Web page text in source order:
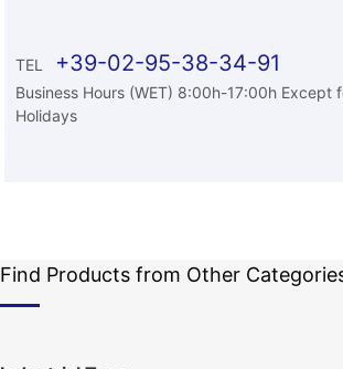
TEL +39-02-95-38-34-91
Business Hours (WET) 8:00h-17:00h Except
Holidays
Find Products from Other